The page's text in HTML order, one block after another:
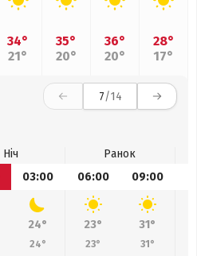
34°
21°
35°
20°
36°
20°
28°
17°
7/14
Ніч
Ранок
03:00 06:00 09:00
24° 23° 31°
24° 23° 31°